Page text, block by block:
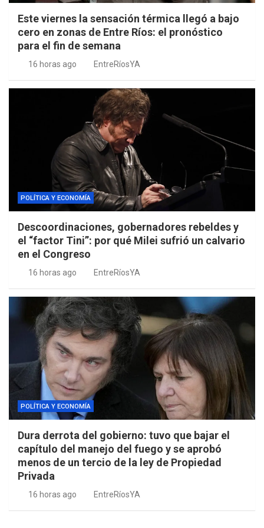
Este viernes la sensación térmica llegó a bajo
cero en zonas de Entre Ríos: el pronóstico
para el fin de semana
16 horas ago EntreRíosYA
POLÍTICA Y ECONOMÍA
Descoordinaciones, gobernadores rebeldes y
el “factor Tini”: por qué Milei sufrió un calvario
en el Congreso
16 horas ago EntreRíosYA
POLÍTICA Y ECONOMÍA
Dura derrota del gobierno: tuvo que bajar el
capítulo del manejo del fuego y se aprobó
menos de un tercio de la ley de Propiedad
Privada
16 horas ago EntreRíosYA